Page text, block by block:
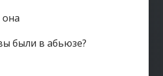
были в абьюзе?